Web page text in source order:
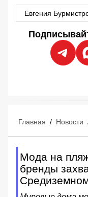
Евгения
Главная / Новости
Мода на
бренды